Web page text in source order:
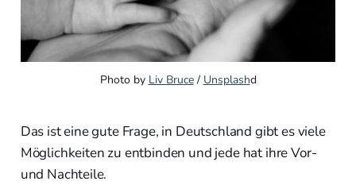
Photo by Liv Bruce / Unsplashd
Das ist eine gute Frage, in Deutschland gibt es viele
Möglichkeiten zu entbinden und jede hat ihre Vor-
und Nachteile.